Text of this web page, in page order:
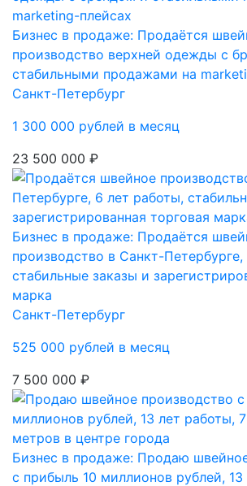
Бизнес в продаже: Продаётся
производство верхней одежды с
стабильными продажами на
Санкт-Петербург
1 300 000 рублей в месяц
23 500 000 ₽
Бизнес в продаже: Продаётся
производство в Санкт-
стабильные заказы и
марка
Санкт-Петербург
525 000 рублей в месяц
7 500 000 ₽
Бизнес в продаже: Продаю
с прибыль 10 миллионов рублей,